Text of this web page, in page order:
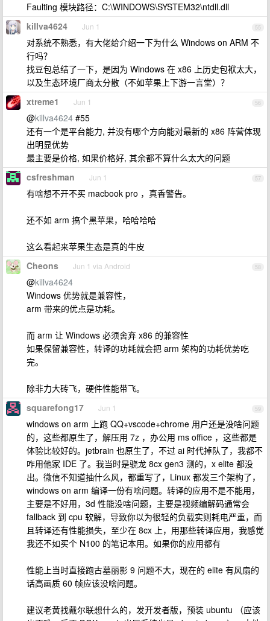
Faulting 模块路径：C:\WINDOWS\SYSTEM32\ntdll.dll
55
killva4624 Jun 1
对系统不熟悉，有大佬给介绍一下为什么 Windows on ARM 不
行吗？
找豆包总结了一下，是因为 Windows 在 x86 上历史包袱太大，
以及生态环境厂商太分散（不如苹果上下游一言堂）？
56
xtreme1 Jun 1
@killva4624 #55
还有一个是平台能力, 并没有哪个方向能对最新的 x86 阵营体现
出明显优势
最主要是价格, 如果价格好, 其余都不算什么太大的问题
57
csfreshman Jun 1
有啥想不开不买 macbook pro ，真香警告。
还不如 arm 搞个黑苹果，哈哈哈哈
这么看起来苹果生态是真的牛皮
58
Cheons Jun 1 via Android
@killva4624
Windows 优势就是兼容性，
arm 带来的优点是功耗。
而 arm 让 Windows 必须舍弃 x86 的兼容性
如果保留兼容性，转译的功耗就会把 arm 架构的功耗优势吃
完。
除非力大砖飞，硬件性能带飞。
59
squarefong17 Jun 1
windows on arm 上跑 QQ+vscode+chrome 用户还是没啥问题
的，这些都原生了，解压用 7z ，办公用 ms office ，这些都是
体验比较好的。jetbrain 也原生了，不过 ai 时代掉队了，我都不
咋用他家 IDE 了。我当时是骁龙 8cx gen3 测的，x elite 都没
出。微信不知道抽什么风，都重写了，Linux 都发三个架构了，
windows on arm 编译一份有啥问题。转译的应用不是不能用，
主要是不好用，3d 性能没啥问题，主要是视频编解码通常会
fallback 到 cpu 软解，导致你以为很轻的负载实则耗电严重，而
且转译还有性能损失，至少在 8cx 上，用那些转译应用，我感觉
我还不如买个 N100 的笔记本用。如果你的应用都有
性能上当时直接跑古墓丽影 9 问题不大，现在的 elite 有风扇的
话高画质 60 帧应该没啥问题。
建议老黄找戴尔联想什么的，发开发者版，预装 ubuntu （应该